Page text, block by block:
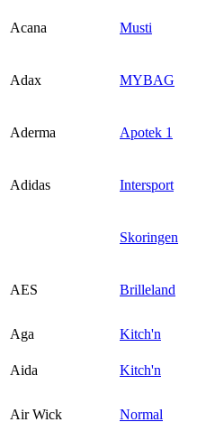
Acana Musti
Adax MYBAG
Aderma Apotek 1
Adidas Intersport
Skoringen
AES Brilleland
Aga
Kitch'n
Aida
Kitch'n
Air Wick Normal